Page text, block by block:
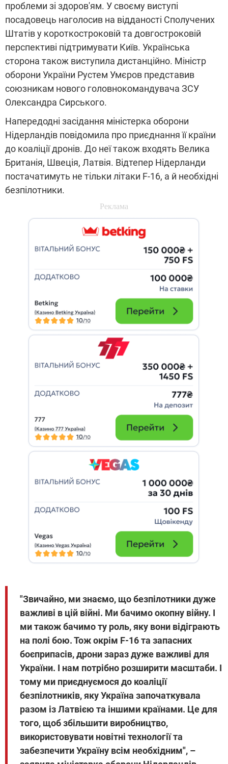
проблеми зі здоров'ям. У своєму виступі
посадовець наголосив на відданості Сполучених
Штатів у короткостроковій та довгостроковій
перспективі підтримувати Київ. Українська
сторона також виступила дистанційно. Міністр
оборони України Рустем Умєров представив
союзникам нового головнокомандувача ЗСУ
Олександра Сирського.
Напередодні засідання міністерка оборони
Нідерландів повідомила про приєднання її країни
до коаліції дронів. До неї також входять Велика
Британія, Швеція, Латвія. Відтепер Нідерланди
постачатимуть не тільки літаки F-16, а й необхідні
безпілотники.
"Звичайно, ми знаємо, що безпілотники дуже
важливі в цій війні. Ми бачимо окопну війну. І
ми також бачимо ту роль, яку вони відіграють
на полі бою. Тож окрім F-16 та запасних
боєприпасів, дрони зараз дуже важливі для
України. І нам потрібно розширити масштаби. І
тому ми приєднуємося до коаліції
безпілотників, яку Україна започаткувала
разом із Латвією та іншими країнами. Це для
того, щоб збільшити виробництво,
використовувати новітні технології та
забезпечити Україну всім необхідним", –